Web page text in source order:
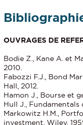
OUVRAGES DE
Bodie Z., Kane A. et
2010.
Fabozzi F.J., Bond
Hall, 2012.
Hamon J., Bourse et
Hull J., Fundamentals
Markowitz H.M.,
investment, Wiley,